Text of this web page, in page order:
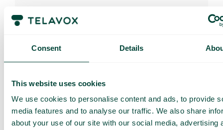
Consent Details
This website uses cookies
We use cookies to personalise content and ads, to provide
media features and to analyse our traffic. We also share
about your use of our site with our social media, advertising
Gestion des appels
La gestion des appels permet de gérer plusieurs
appels en toute simplicité. Basculez entre les
appels entrants, mettez-les en attente, reprenez
les appels de vos collègues et configurez une